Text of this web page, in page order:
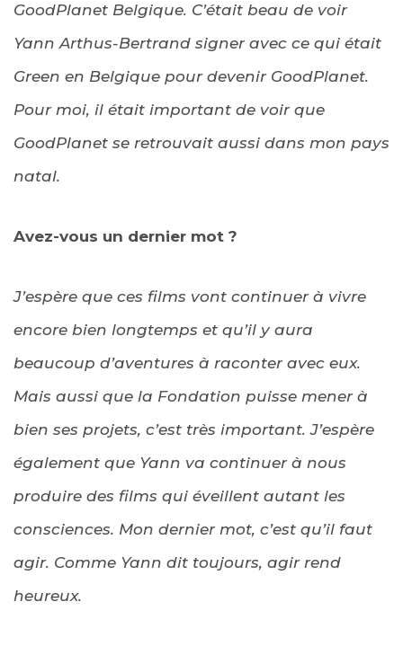
GoodPlanet Belgique. C’était beau de voir
Yann Arthus-Bertrand signer avec ce qui était
Green en Belgique pour devenir GoodPlanet.
Pour moi, il était important de voir que
GoodPlanet se retrouvait aussi dans mon pays
natal.
Avez-vous un dernier mot ?
J’espère que ces films vont continuer à vivre
encore bien longtemps et qu’il y aura
beaucoup d’aventures à raconter avec eux.
Mais aussi que la Fondation puisse mener à
bien ses projets, c’est très important. J’espère
également que Yann va continuer à nous
produire des films qui éveillent autant les
consciences. Mon dernier mot, c’est qu’il faut
agir. Comme Yann dit toujours, agir rend
heureux.